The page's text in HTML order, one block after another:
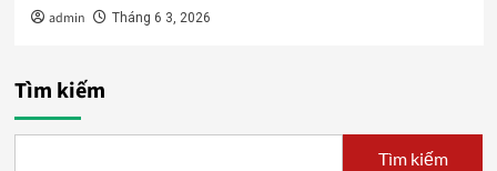
admin Tháng 6 3, 2026
Tìm kiếm
Tìm kiếm